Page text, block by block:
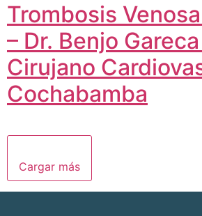
Trombosis
– Dr. Benjo
Cirujano
Cochabamba
Cargar más